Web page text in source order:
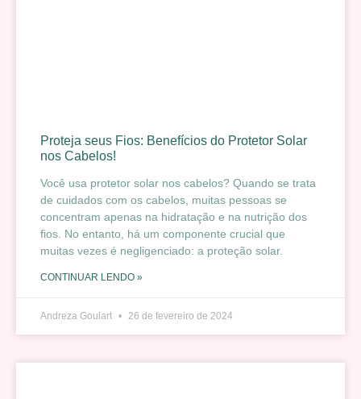
Proteja seus Fios: Benefícios do Protetor Solar
nos Cabelos!
Você usa protetor solar nos cabelos? Quando se trata
de cuidados com os cabelos, muitas pessoas se
concentram apenas na hidratação e na nutrição dos
fios. No entanto, há um componente crucial que
muitas vezes é negligenciado: a proteção solar.
CONTINUAR LENDO »
Andreza Goulart 26 de fevereiro de 2024